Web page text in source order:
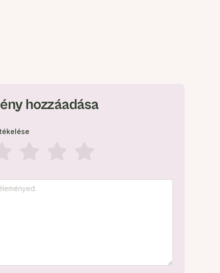
hozzáadása